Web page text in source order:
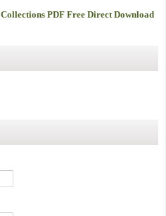
PDF Free Direct Download